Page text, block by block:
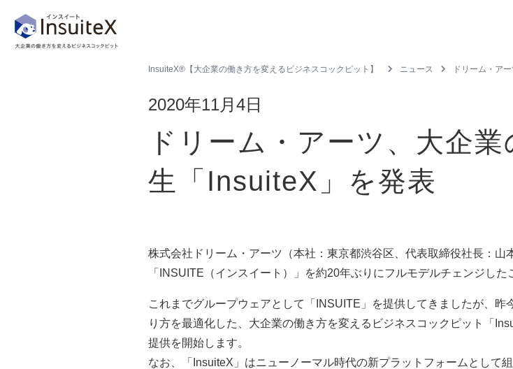
InsuiteX®【大企業の働き方を変えるビジネスコックピット】 ニュース ドリーム・ア
2020年11月4日
ドリーム・アーツ、大企
生「InsuiteX」を発表
株式会社ドリーム・アーツ（本社：東京都渋谷区、代表取締役社長：
「INSUITE（インスイート）」を約20年ぶりにフルモデルチェンジした
これまでグループウェアとして「INSUITE」を提供してきましたが、
り方を最適化した、大企業の働き方を変えるビジネスコックピット「
提供を開始します。
なお、「InsuiteX」はニューノーマル時代の新プラットフォームとして